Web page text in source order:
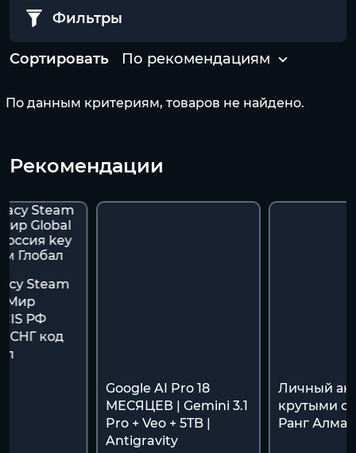
Фильтры
Сортировать По рекомендациям
По данным критериям, товаров не найдено.
Рекомендации
Steam
Мир
РФ
СНГ код
Google AI Pro 18
МЕСЯЦЕВ | Gemini 3.1
Pro + Veo + 5TB |
Antigravity
Личный
крутыми
Ранг Алмаз